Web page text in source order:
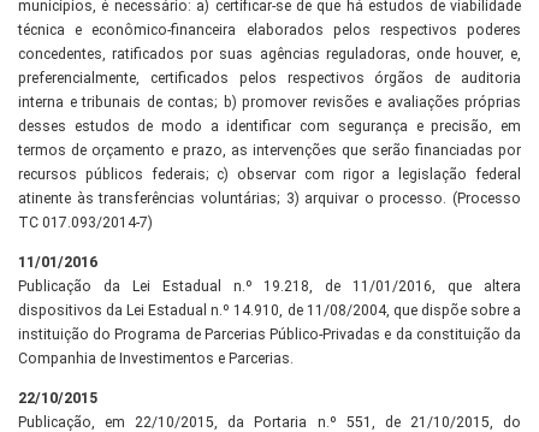
municípios, é necessário: a) certificar-se de que há estudos de viabilidade
técnica e econômico-financeira elaborados pelos respectivos poderes
concedentes, ratificados por suas agências reguladoras, onde houver, e,
preferencialmente, certificados pelos respectivos órgãos de auditoria
interna e tribunais de contas; b) promover revisões e avaliações próprias
desses estudos de modo a identificar com segurança e precisão, em
termos de orçamento e prazo, as intervenções que serão financiadas por
recursos públicos federais; c) observar com rigor a legislação federal
atinente às transferências voluntárias; 3) arquivar o processo. (Processo
TC 017.093/2014-7)
11/01/2016
Publicação da Lei Estadual n.º 19.218, de 11/01/2016, que altera
dispositivos da Lei Estadual n.º 14.910, de 11/08/2004, que dispõe sobre a
instituição do Programa de Parcerias Público-Privadas e da constituição da
Companhia de Investimentos e Parcerias.
22/10/2015
Publicação, em 22/10/2015, da Portaria n.º 551, de 21/10/2015, do